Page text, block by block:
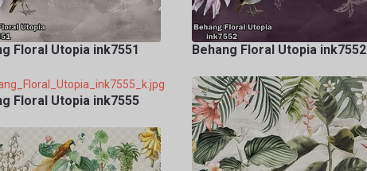
Floral Utopia ink7551 Behang Floral Utopia ink7552
Floral Utopia ink7555